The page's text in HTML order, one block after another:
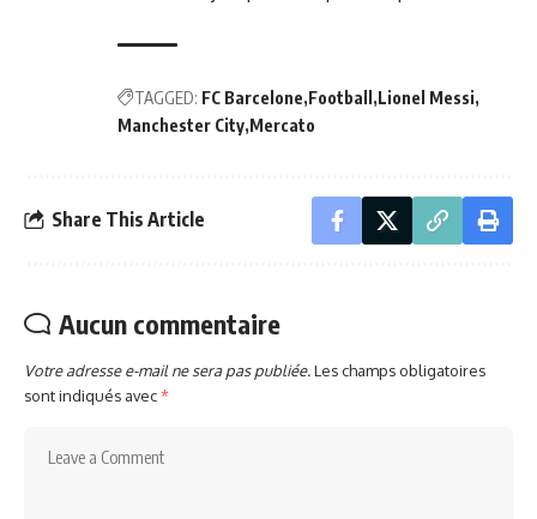
TAGGED: FC Barcelone Football
Lionel Messi
Manchester City Mercato
Share This Article
Aucun commentaire
Votre adresse e-mail ne sera pas publiée.Les champs obligatoires
sont indiqués avec*